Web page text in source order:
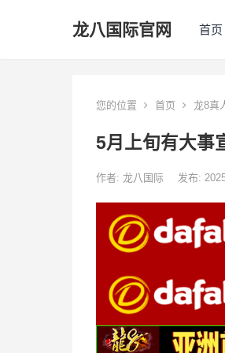
龙八国际官网 首页
您的位置 首页 龙8真
5月上旬有大事
作者: 龙八国际 发布: